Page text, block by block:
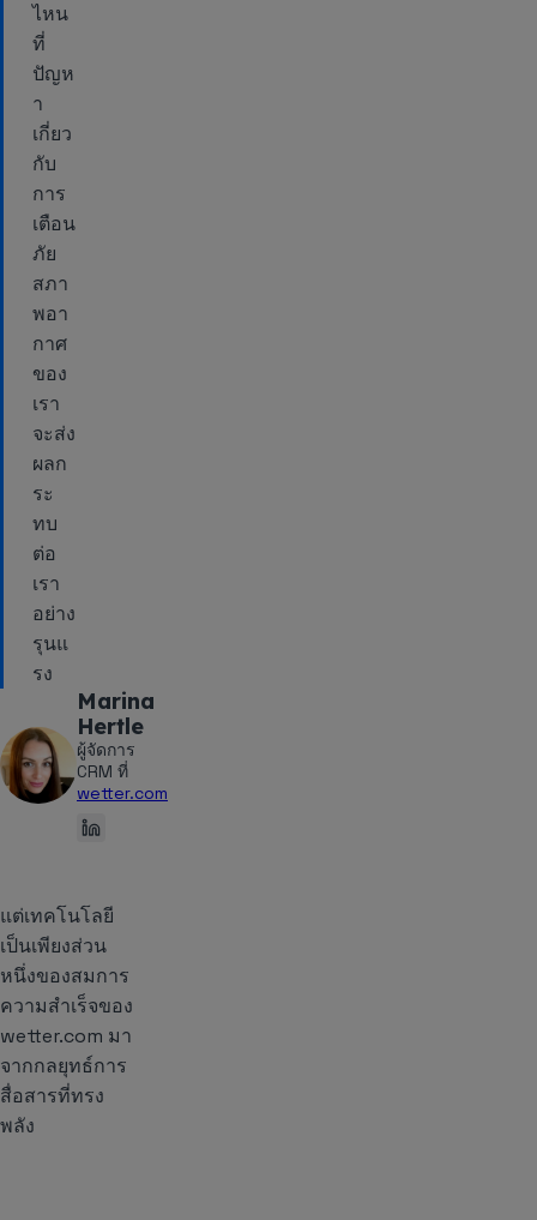
ไหน
ที่
ปัญห
า
เกี่ยว
กับ
การ
เตือน
ภัย
สภา
พอา
กาศ
ของ
เรา
จะส่ง
ผลก
ระ
ทบ
ต่อ
เรา
อย่าง
รุนแ
รง
Marina
Hertle
ผู้จัดการ
CRM ที่
wetter.com
แต่เทคโนโลยี
เป็นเพียงส่วน
หนึ่งของสมการ
ความสำเร็จของ
wetter.com มา
จากกลยุทธ์การ
สื่อสารที่ทรง
พลัง